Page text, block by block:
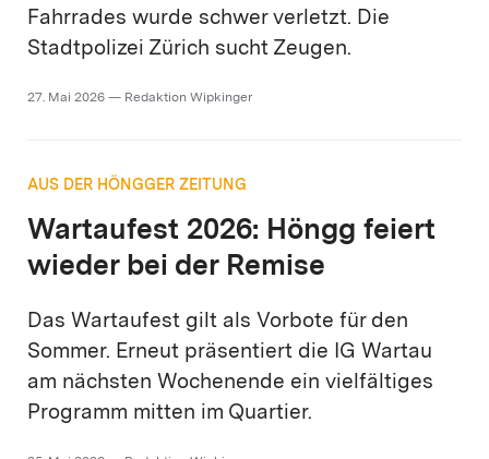
Fahrrades wurde schwer verletzt. Die
Stadtpolizei Zürich sucht Zeugen.
27. Mai 2026 — Redaktion Wipkinger
AUS DER HÖNGGER ZEITUNG
Wartaufest 2026: Höngg feiert
wieder bei der Remise
Das Wartaufest gilt als Vorbote für den
Sommer. Erneut präsentiert die IG Wartau
am nächsten Wochenende ein vielfältiges
Programm mitten im Quartier.